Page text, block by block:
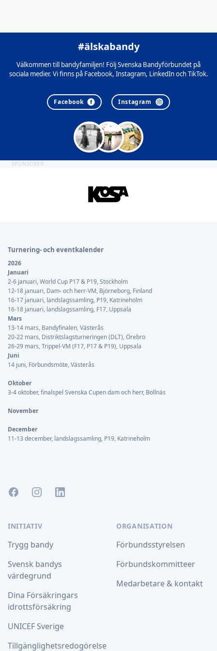
#älskabandy
Välkommen till bandyfamiljen! Följ Svenska Bandyförbundet på
sociala medier. Vi finns på Facebook, Instagram, LinkedIn och TikTok.
Facebook Instagram
SPONSORER
Turnering- och eventkalender
2026
Januari
2-6 januari, World Cup P17 & P19, Stockholm
12-18 januari, Dam- och herr-VM, Björneborg, Finland
16-17 januari, landslagssamling, P19, Katrineholm
16-18 januari, landslagssamling, F17, Uppsala
Mars
13-14 mars, Bandyfinalen, Västerås
20-22 mars, Distriktslagsturneringen (DLT), Örebro
26-29 mars, Trippel-VM (F17, P17 & P19), Uppsala
Juni
14 juni, Förbundsmöte, Västerås
Oktober
3-4 oktober, finalspel Svenska Cupen dam och herr, Bollnäs
November
December
11-13 december, landslagssamling, P19, Katrineholm
FacebookInstagramLinkedIn
INITIATIV
Trygg bandy
Svensk bandys
värdegrund
Dina Försäkringars
idrottsförsäkring
UNICEF Sverige
Tillgänglighetsredogörelse
ORGANISATION
Förbundsstyrelsen
Förbundskommitteer
Medarbetare & kontakt